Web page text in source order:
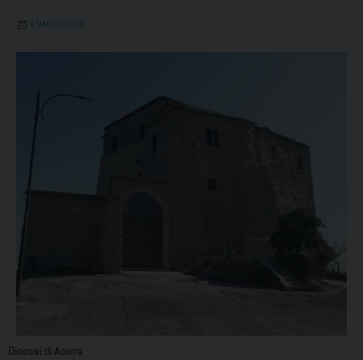
6 MAGGIO 2023
Diocesi di Acerra